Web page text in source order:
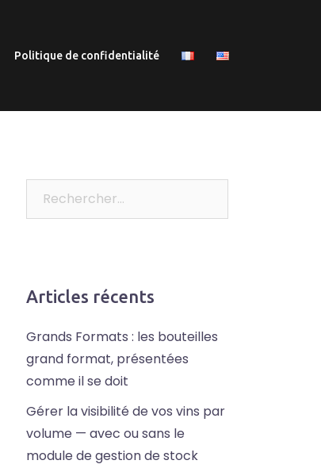
Politique de confidentialité
Rechercher :
Articles récents
Grands Formats : les bouteilles
grand format, présentées
comme il se doit
Gérer la visibilité de vos vins par
volume — avec ou sans le
module de gestion de stock